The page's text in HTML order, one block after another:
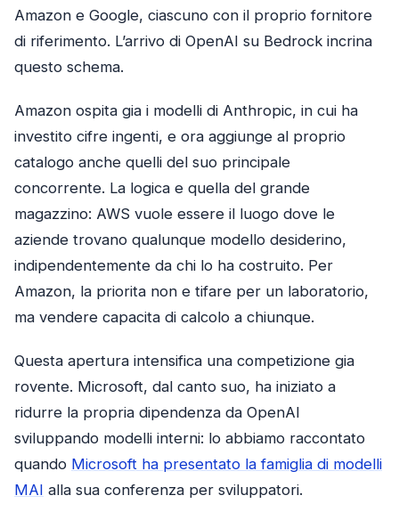
Amazon e Google, ciascuno con il proprio fornitore
di riferimento. L’arrivo di OpenAI su Bedrock incrina
questo schema.
Amazon ospita gia i modelli di Anthropic, in cui ha
investito cifre ingenti, e ora aggiunge al proprio
catalogo anche quelli del suo principale
concorrente. La logica e quella del grande
magazzino: AWS vuole essere il luogo dove le
aziende trovano qualunque modello desiderino,
indipendentemente da chi lo ha costruito. Per
Amazon, la priorita non e tifare per un laboratorio,
ma vendere capacita di calcolo a chiunque.
Questa apertura intensifica una competizione gia
rovente. Microsoft, dal canto suo, ha iniziato a
ridurre la propria dipendenza da OpenAI
sviluppando modelli interni: lo abbiamo raccontato
quando Microsoft ha presentato la famiglia di modelli
MAI alla sua conferenza per sviluppatori.